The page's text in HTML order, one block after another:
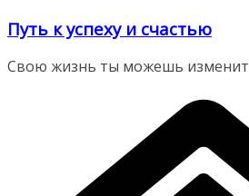
Перейти
содержимому
Путь к успеху и счастью
Свою жизнь ты можешь